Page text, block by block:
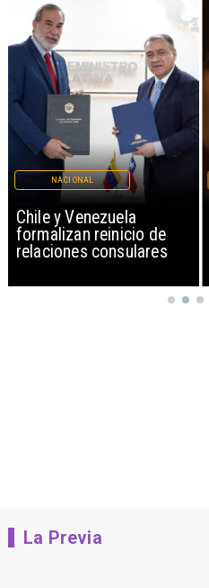
Chile y Venezuela
formalizan reinicio de
relaciones consulares
NACIONAL
La Previa